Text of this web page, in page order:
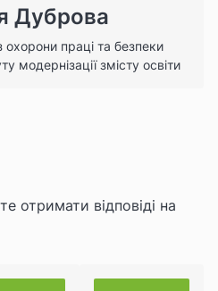
Дуброва
охорони праці та безпеки
модернізації змісту освіти
отримати відповіді на